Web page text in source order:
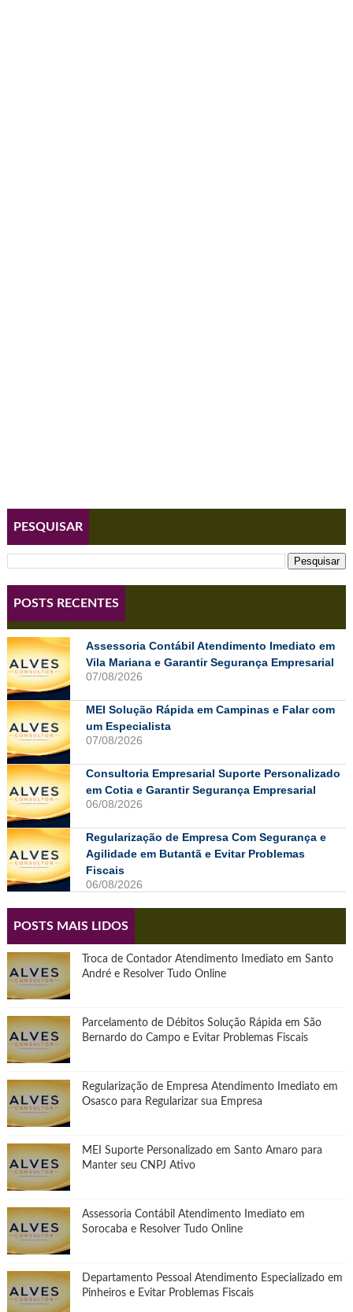
PESQUISAR
POSTS RECENTES
Assessoria Contábil Atendimento Imediato em
Vila Mariana e Garantir Segurança Empresarial
07/08/2026
MEI Solução Rápida em Campinas e Falar com
um Especialista
07/08/2026
Consultoria Empresarial Suporte Personalizado
em Cotia e Garantir Segurança Empresarial
06/08/2026
Regularização de Empresa Com Segurança e
Agilidade em Butantã e Evitar Problemas
Fiscais
06/08/2026
POSTS MAIS LIDOS
Troca de Contador Atendimento Imediato em Santo
André e Resolver Tudo Online
Parcelamento de Débitos Solução Rápida em São
Bernardo do Campo e Evitar Problemas Fiscais
Regularização de Empresa Atendimento Imediato em
Osasco para Regularizar sua Empresa
MEI Suporte Personalizado em Santo Amaro para
Manter seu CNPJ Ativo
Assessoria Contábil Atendimento Imediato em
Sorocaba e Resolver Tudo Online
Departamento Pessoal Atendimento Especializado em
Pinheiros e Evitar Problemas Fiscais